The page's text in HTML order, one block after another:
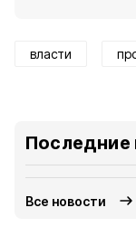
власти
Последние
Все новости